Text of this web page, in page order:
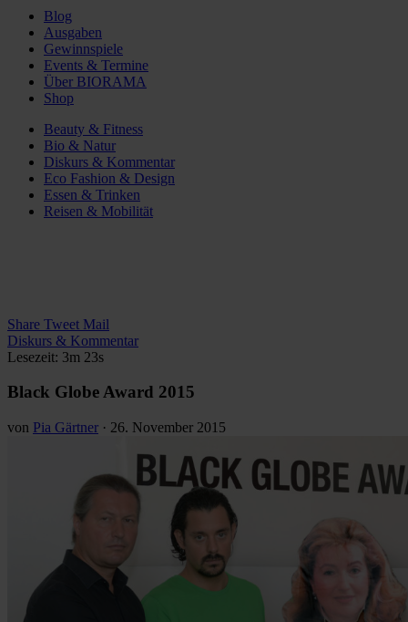
Blog
Ausgaben
Gewinnspiele
Events & Termine
Über BIORAMA
Shop
Beauty & Fitness
Bio & Natur
Diskurs & Kommentar
Eco Fashion & Design
Essen & Trinken
Reisen & Mobilität
Share Tweet Mail
Diskurs & Kommentar
Lesezeit: 3m 23s
Black Globe Award 2015
von Pia Gärtner · 26. November 2015